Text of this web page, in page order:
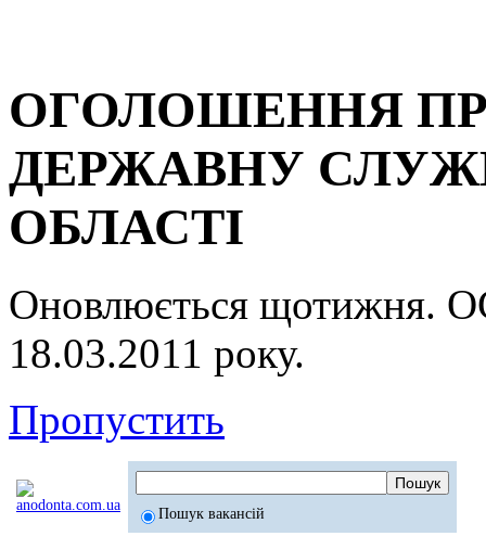
ОГОЛОШЕННЯ
ДЕРЖАВНУ
ОБЛАСТІ
Оновлюється
18.03.2011 року.
Пропустить
Пошук вакансій